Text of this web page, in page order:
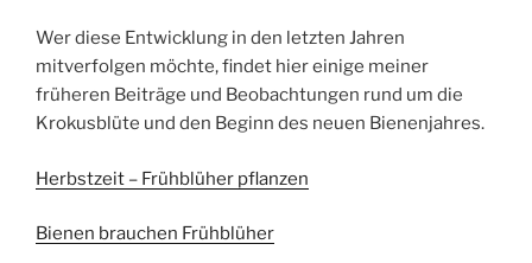
Wer diese Entwicklung in den letzten Jahren
mitverfolgen möchte, findet hier einige meiner
früheren Beiträge und Beobachtungen rund um die
Krokusblüte und den Beginn des neuen Bienenjahres.
Herbstzeit – Frühblüher pflanzen
Bienen brauchen Frühblüher